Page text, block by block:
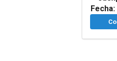
Fecha: